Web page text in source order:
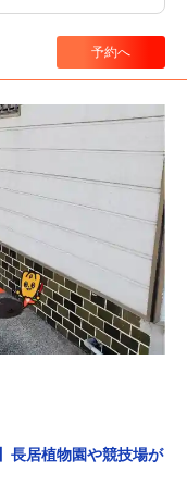
予約へ
長居植物園や競技場が